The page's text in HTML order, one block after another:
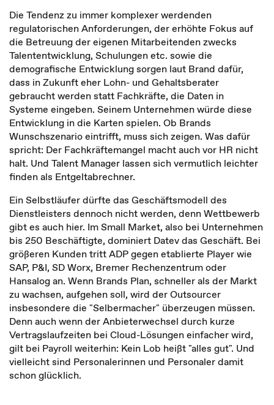
Die Tendenz zu immer komplexer werdenden
regulatorischen Anforderungen, der erhöhte Fokus auf
die Betreuung der eigenen Mitarbeitenden zwecks
Talententwicklung, Schulungen etc. sowie die
demografische Entwicklung sorgen laut Brand dafür,
dass in Zukunft eher Lohn- und Gehaltsberater
gebraucht werden statt Fachkräfte, die Daten in
Systeme eingeben. Seinem Unternehmen würde diese
Entwicklung in die Karten spielen. Ob Brands
Wunschszenario eintrifft, muss sich zeigen. Was dafür
spricht: Der Fachkräftemangel macht auch vor HR nicht
halt. Und Talent Manager lassen sich vermutlich leichter
finden als Entgeltabrechner.
Ein Selbstläufer dürfte das Geschäftsmodell des
Dienstleisters dennoch nicht werden, denn Wettbewerb
gibt es auch hier. Im Small Market, also bei Unternehmen
bis 250 Beschäftigte, dominiert Datev das Geschäft. Bei
größeren Kunden tritt ADP gegen etablierte Player wie
SAP, P&I, SD Worx, Bremer Rechenzentrum oder
Hansalog an. Wenn Brands Plan, schneller als der Markt
zu wachsen, aufgehen soll, wird der Outsourcer
insbesondere die "Selbermacher" überzeugen müssen.
Denn auch wenn der Anbieterwechsel durch kurze
Vertragslaufzeiten bei Cloud-Lösungen einfacher wird,
gilt bei Payroll weiterhin: Kein Lob heißt "alles gut". Und
vielleicht sind Personalerinnen und Personaler damit
schon glücklich.